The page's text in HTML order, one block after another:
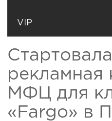
VIP
Стартовала
рекламная
МФЦ для
«Fargo» в